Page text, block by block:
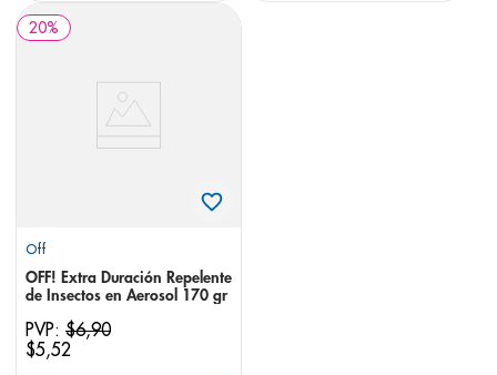
20%
Off
OFF! Extra Duración Repelente
de Insectos en Aerosol 170 gr
PVP: $6,90
$5,52